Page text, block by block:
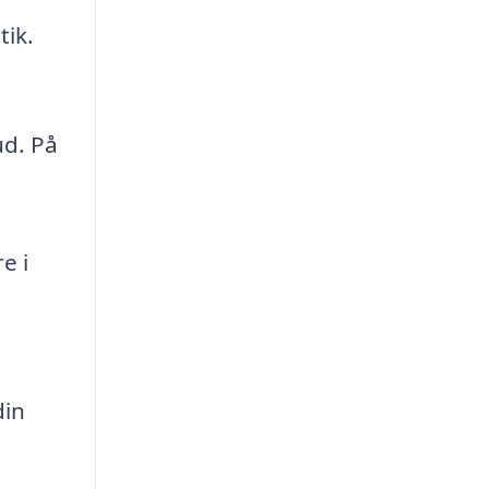
På
i